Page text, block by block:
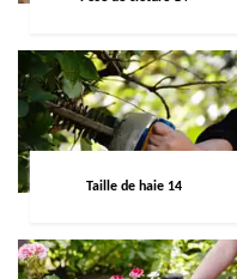
Taille de haie 14